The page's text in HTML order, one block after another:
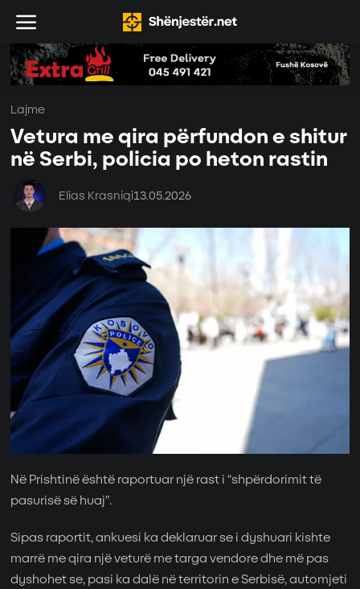
Lajme
Vetura me qira përfundon e shitur
në Serbi, policia po heton rastin
Elias Krasniqi13.05.2026
Në Prishtinë është raportuar një rast i “shpërdorimit të
pasurisë së huaj”.
Sipas raportit, ankuesi ka deklaruar se i dyshuari kishte
marrë me qira një veturë me targa vendore dhe më pas
dyshohet se, pasi ka dalë në territorin e Serbisë, automjeti